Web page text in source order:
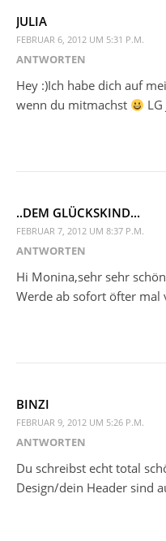
JULIA
FEBRUAR 6, 2012 UM 5:31 P.M.
ANTWORTEN
Hey :)Ich habe dich auf
wenn du mitmachst
..DEM GLÜCKSKIND...
FEBRUAR 7, 2012 UM 8:37 P.M.
ANTWORTEN
Hi Monina,sehr sehr
Werde ab sofort öfter mal
BINZI
FEBRUAR 9, 2012 UM 5:26 P.M.
ANTWORTEN
Du schreibst echt total
Design/dein Header sind